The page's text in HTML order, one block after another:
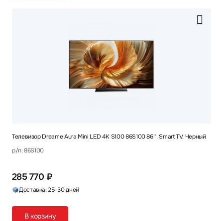
Телевизор Dreame Aura Mini LED 4K S100 86S100 86 ", Smart TV, Черный
p/n: 86S100
285 770 ₽
Доставка: 25-30 дней
В корзину